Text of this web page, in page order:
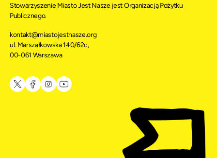
Stowarzyszenie Miasto Jest Nasze jest Organizacją Pożytku
Publicznego.
kontakt@miastojestnasze.org
ul. Marszałkowska 140/62c,
00-061 Warszawa